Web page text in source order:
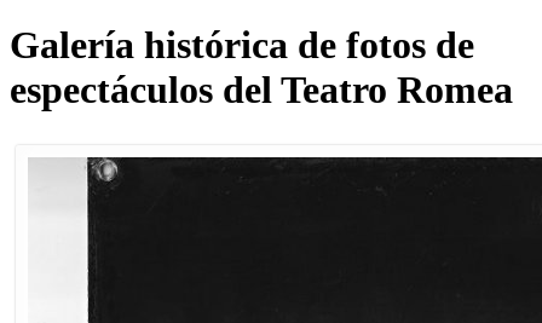
Galería histórica de fotos de
espectáculos del Teatro Romea